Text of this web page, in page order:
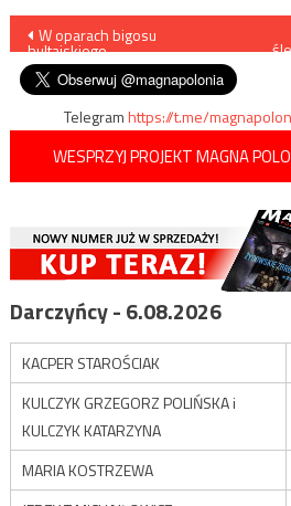
Nawigacja
wpisu
W oparach bigosu
hultajskiego
Telegramhttps://t.me/
WESPRZYJ PROJEKT MAGNA
Darczyńcy - 6.08.2026
KACPER STAROŚCIAK
KULCZYK GRZEGORZ POLIŃSKA i
KULCZYK KATARZYNA
MARIA KOSTRZEWA